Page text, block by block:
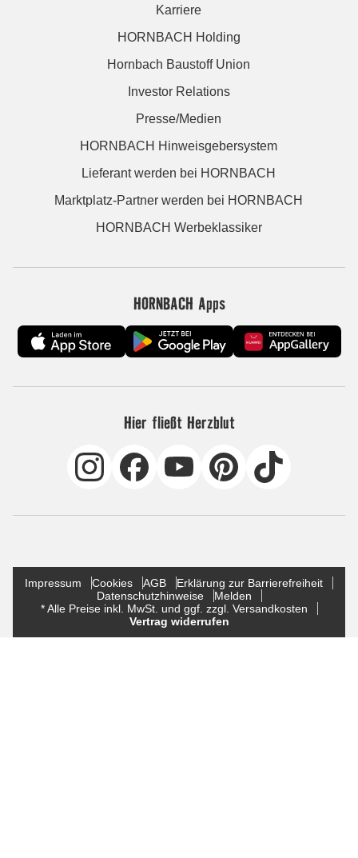
Karriere
HORNBACH Holding
Hornbach Baustoff Union
Investor Relations
Presse/Medien
HORNBACH Hinweisgebersystem
Lieferant werden bei HORNBACH
Marktplatz-Partner werden bei HORNBACH
HORNBACH Werbeklassiker
HORNBACH Apps
Hier fließt Herzblut
Impressum Cookies AGB
Erklärung zur Barrierefreiheit
Datenschutzhinweise
Melden
* Alle Preise inkl. MwSt. und ggf. zzgl. Versandkosten
Vertrag widerrufen